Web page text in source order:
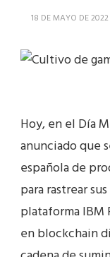
18 DE MAYO DE 2022
Hoy, en el Día
anunciado que
española de
para rastrear
plataforma IBM
en blockchain